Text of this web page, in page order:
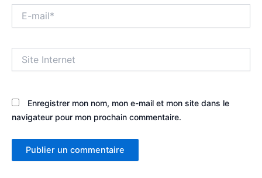
mail*
Internet
Enregistrer mon nom, mon e-mail et mon site dans le
navigateur pour mon prochain commentaire.